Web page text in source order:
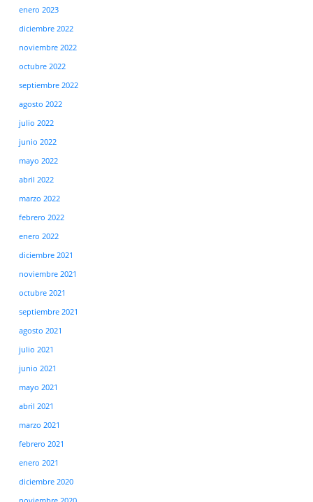
enero 2023
diciembre 2022
noviembre 2022
octubre 2022
septiembre 2022
agosto 2022
julio 2022
junio 2022
mayo 2022
abril 2022
marzo 2022
febrero 2022
enero 2022
diciembre 2021
noviembre 2021
octubre 2021
septiembre 2021
agosto 2021
julio 2021
junio 2021
mayo 2021
abril 2021
marzo 2021
febrero 2021
enero 2021
diciembre 2020